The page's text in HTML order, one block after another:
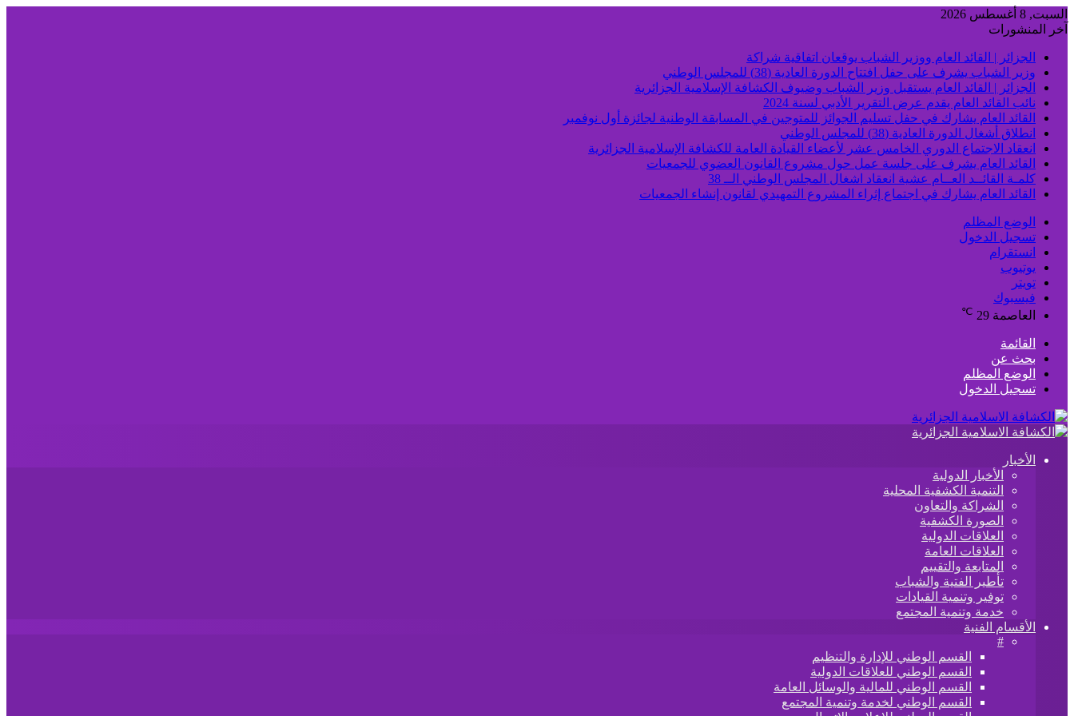
السبت, 8 أغسطس 2026
آخر المنشورات
الجزائر | القائد العام ووزير الشباب يوقعان اتفاقية شراكة
وزير الشباب يشرف على حفل افتتاح الدورة العادية (38) للمجلس الوطني
الجزائر | القائد العام يستقبل وزير الشباب وضيوف الكشافة الإسلامية الجزائرية
نائب القائد العام يقدم عرض التقرير الأدبي لسنة 2024
القائد العام يشارك في حفل تسليم الجوائز للمتوجين في المسابقة الوطنية لجائزة أول نوفمبر
انطلاق أشغال الدورة العادية (38) للمجلس الوطني
انعقاد الاجتماع الدوري الخامس عشر لأعضاء القيادة العامة للكشافة الإسلامية الجزائرية
القائد العام يشرف على جلسة عمل حول مشروع القانون العضوي للجمعيات
كلمـة القائــد العــام عشية انعقاد اشغال المجلس الوطني الــ 38
القائد العام يشارك في اجتماع إثراء المشروع التمهيدي لقانون إنشاء الجمعيات
الوضع المظلم
تسجيل الدخول
انستقرام
يوتيوب
تويتر
فيسبوك
العاصمة 29
℃
القائمة
بحث عن
الوضع المظلم
تسجيل الدخول
الأخبار
الأخبار الدولية
التنمية الكشفية المحلية
الشراكة والتعاون
الصورة الكشفية
العلاقات الدولية
العلاقات العامة
المتابعة والتقييم
تأطير الفتية والشباب
توفير وتنمية القيادات
خدمة وتنمية المجتمع
الأقسام الفنية
#
القسم الوطني للإدارة والتنظيم
القسم الوطني للعلاقات الدولية
القسم الوطني للمالية والوسائل العامة
القسم الوطني لخدمة وتنمية المجتمع